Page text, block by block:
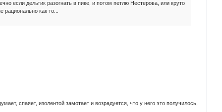
если дельтик разогнать в пике, и потом петлю Нестерова, или круто
рационально как то...
спаяет, изолентой замотает и возрадуется, что у него это получилось,